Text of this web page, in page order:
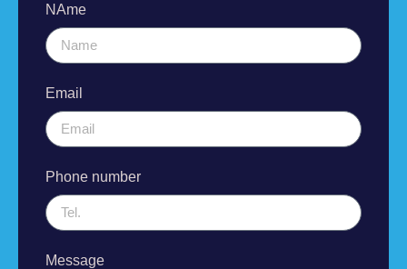
NAme
Email
Phone number
Message